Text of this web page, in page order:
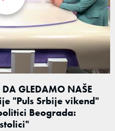
GLEDAMO NAŠE
"Puls Srbije vikend"
Beograda: